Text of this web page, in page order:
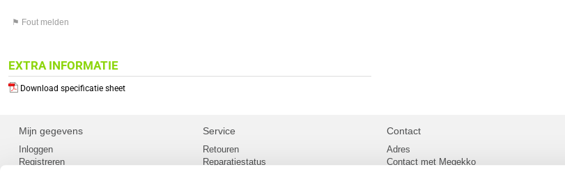
⚑ Fout melden
EXTRA INFORMATIE
Download specificatie sheet
Mijn gegevens
Inloggen
Registreren
Service
Retouren
Reparatiestatus
Contact
Adres
Contact met Megekko